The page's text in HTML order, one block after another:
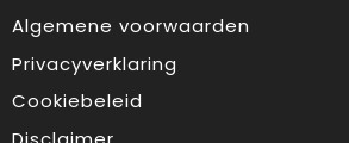
Algemene voorwaarden
Privacyverklaring
Cookiebeleid